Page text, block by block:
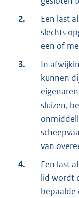
2.
Een last
slechts
een of
3.
In
kunnen
sluizen,
van
4.
Een last
lid wordt
bepaalde